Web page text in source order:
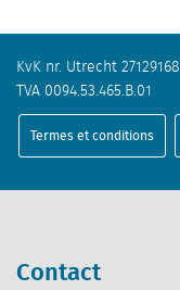
KvK nr. Utrecht 27129168
TVA 0094.53.465.B.01
Termes et conditions
Contact